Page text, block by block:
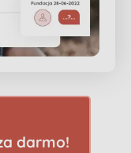
darmo!